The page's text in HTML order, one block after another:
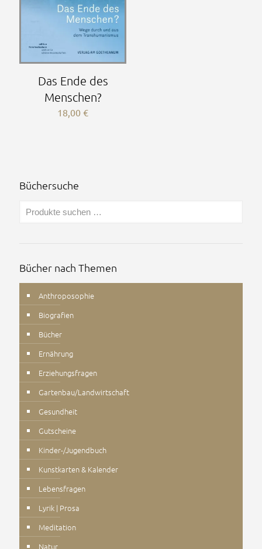
Das Ende des
Menschen?
18,00€
Büchersuche
Bücher nach Themen
Anthroposophie
Biografien
Bücher
Ernährung
Erziehungsfragen
Gartenbau/Landwirtschaft
Gesundheit
Gutscheine
Kinder-/Jugendbuch
Kunstkarten & Kalender
Lebensfragen
Lyrik | Prosa
Meditation
Natur